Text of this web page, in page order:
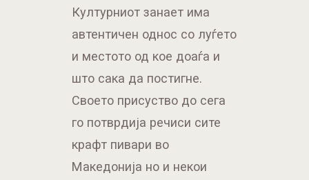
Културниот занает има
автентичен однос со луѓето
и местото од кое доаѓа и
што сака да постигне.
Своето присуство до сега
го потврдија речиси сите
крафт пивари во
Македонија но и некои